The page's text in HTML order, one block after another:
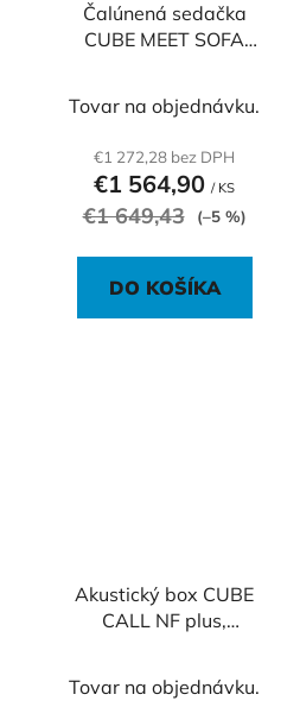
Čalúnená sedačka
CUBE MEET SOFA
Tovar na objednávku.
€1 272,28 bez DPH
€1 564,90 / KS
€1 649,43 (–5 %)
DO KOŠÍKA
Akustický box CUBE
CALL NF plus,
Tovar na objednávku.